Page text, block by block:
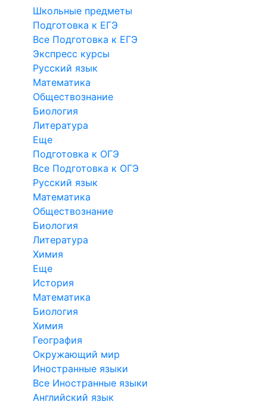
Школьные предметы
Подготовка к ЕГЭ
Все Подготовка к ЕГЭ
Экспресс курсы
Русский язык
Математика
Обществознание
Биология
Литература
Еще
Подготовка к ОГЭ
Все Подготовка к ОГЭ
Русский язык
Математика
Обществознание
Биология
Литература
Химия
Еще
История
Математика
Биология
Химия
География
Окружающий мир
Иностранные языки
Все Иностранные языки
Английский язык